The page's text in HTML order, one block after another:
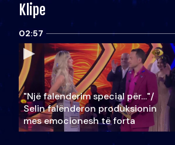
Klipe
02:57
"Një falenderim special për…"/
Selin falënderon produksionin
mes emocionesh të forta